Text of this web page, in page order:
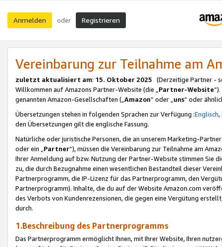
Anmelden oder Registrieren
Vereinbarung zur Teilnahme am
zuletzt aktualisiert am: 15. Oktober 2025 (Derzeitige Partner -
Willkommen auf Amazons Partner-Website (die „Partner-Website
genannten Amazon-Gesellschaften („Amazon“ oder „uns“ oder
Übersetzungen stehen in folgenden Sprachen zur Verfügung :Englisch,
den Übersetzungen gilt die englische Fassung.
Natürliche oder juristische Personen, die an unserem Marketing-
oder ein „Partner“), müssen die Vereinbarung zur Teilnahme am
Ihrer Anmeldung auf bzw. Nutzung der Partner-Website stimmen Sie
zu, die durch Bezugnahme einen wesentlichen Bestandteil dieser
Partnerprogramm, die IP-Lizenz für das Partnerprogramm, den
Partnerprogramm). Inhalte, die du auf der Website Amazon.com
des Verbots von Kundenrezensionen, die gegen eine Vergütung
durch.
1.Beschreibung des Partnerprogramms
Das Partnerprogramm ermöglicht Ihnen, mit Ihrer Website, Ihren